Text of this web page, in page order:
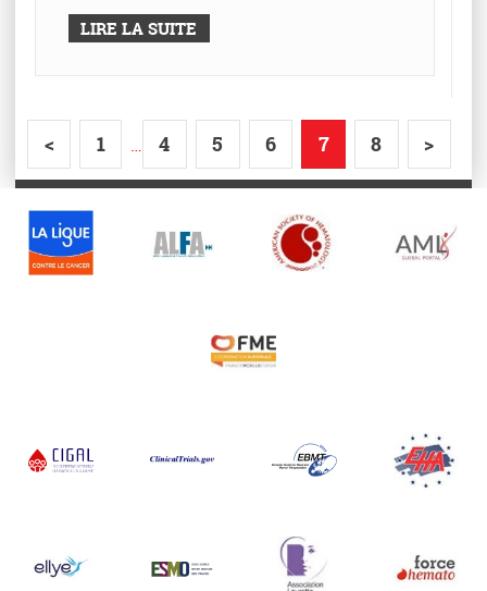
LIRE LA SUITE
< 1 … 4 5 6 7 8 >